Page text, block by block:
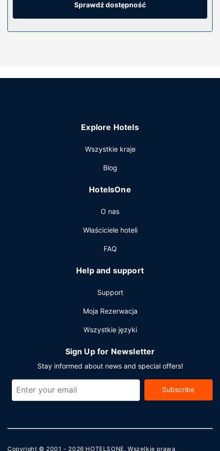
Wyposażenie łazienki: wanny lub prysznice i bezpłatne
samodzielne.
Sprawdź dostępność
Explore Hotels
Wszystkie kraje
Blog
HotelsOne
O nas
Właściciele hoteli
FAQ
Help and support
Support
Moja Rezerwacja
Wszystkie języki
Sign Up for Newsletter
Stay informed about news and special offers!
Subscribe
Copyright © 2001 - 2026 HOTELSONE. Wszelkie prawa